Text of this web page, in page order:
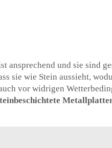
ansprechend und sie sind
sie wie Stein aussieht,
vor widrigen